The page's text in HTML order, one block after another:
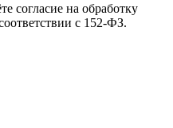
согласие на обработку
с 152-ФЗ.